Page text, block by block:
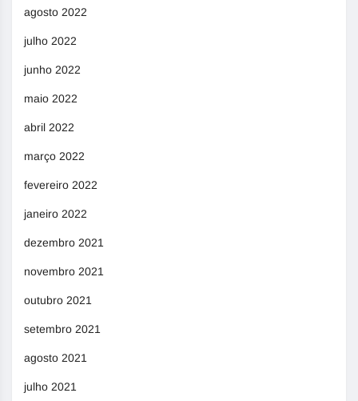
agosto 2022
julho 2022
junho 2022
maio 2022
abril 2022
março 2022
fevereiro 2022
janeiro 2022
dezembro 2021
novembro 2021
outubro 2021
setembro 2021
agosto 2021
julho 2021